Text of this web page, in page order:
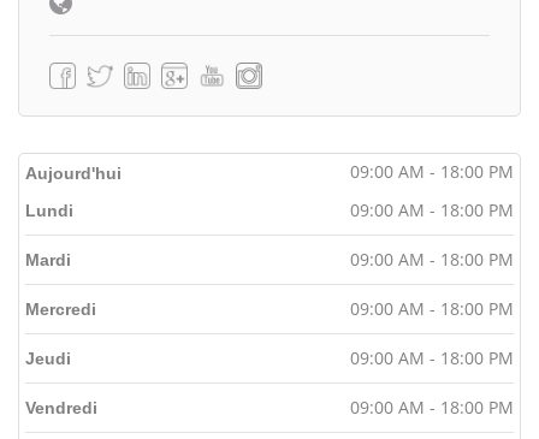
Aujourd'hui 09:00 AM - 18:00 PM
Lundi 09:00 AM - 18:00 PM
Mardi 09:00 AM - 18:00 PM
Mercredi 09:00 AM - 18:00 PM
Jeudi 09:00 AM - 18:00 PM
Vendredi 09:00 AM - 18:00 PM